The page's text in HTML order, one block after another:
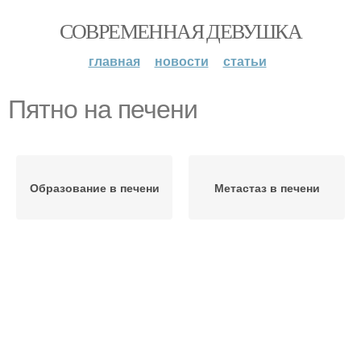
СОВРЕМЕННАЯ ДЕВУШКА
главная новости статьи
Пятно на печени
Образование в печени Метастаз в печени